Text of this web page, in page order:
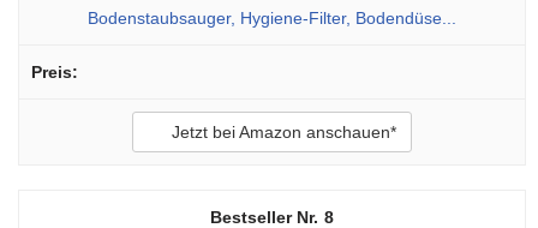
Bodenstaubsauger, Hygiene-Filter, Bodendüse...
Jetzt bei Amazon anschauen*
8